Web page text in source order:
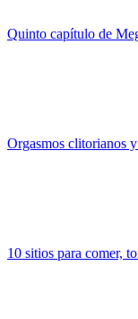
Quinto capítulo de
Orgasmos clitorianos
10 sitios para comer,